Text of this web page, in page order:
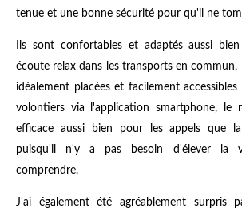
tenue et une bonne sécurité pour qu'il ne
Ils sont confortables et adaptés aussi
écoute relax dans les transports en commun,
idéalement placées et facilement
volontiers via l'application smartphone, le
efficace aussi bien pour les appels que
puisqu'il n'y a pas besoin d'élever la
comprendre.
J'ai également été agréablement surpris